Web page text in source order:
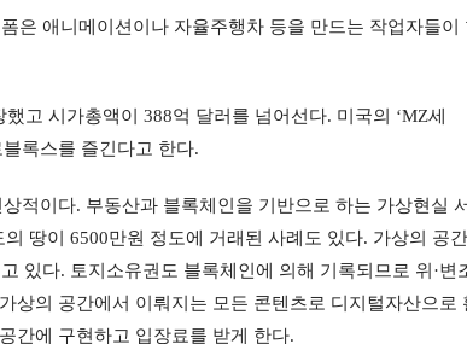
은 애니메이션이나 자율주행차 등을 만드는 작업자들이
고 시가총액이 388억 달러를 넘어선다. 미국의 ‘MZ세
록스를 즐긴다고 한다.
적이다. 부동산과 블록체인을 기반으로 하는 가상현실 서
땅이 6500만원 정도에 거래된 사례도 있다. 가상의 공간
있다. 토지소유권도 블록체인에 의해 기록되므로 위·변
상의 공간에서 이뤄지는 모든 콘텐츠로 디지털자산으로
간에 구현하고 입장료를 받게 한다.